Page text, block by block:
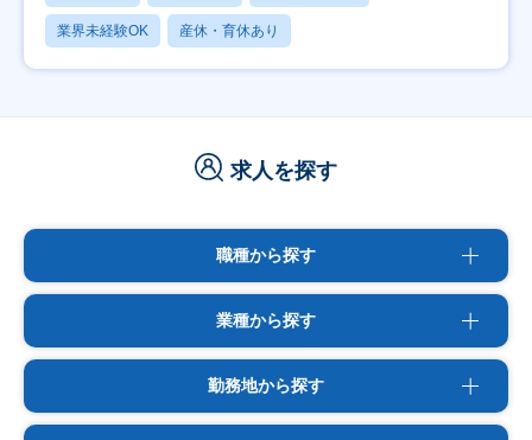
業界未経験OK 産休・育休あり
求人を探す
職種から探す
業種から探す
勤務地から探す